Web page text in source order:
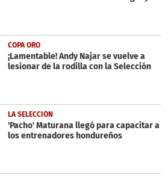
COPA ORO
¡Lamentable! Andy Najar se vuelve a
lesionar de la rodilla con la Selección
LA SELECCIÓN
'Pacho' Maturana llegó para capacitar a
los entrenadores hondureños